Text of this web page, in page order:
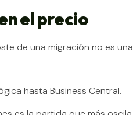
el precio
de una migración no es
hasta Business Central.